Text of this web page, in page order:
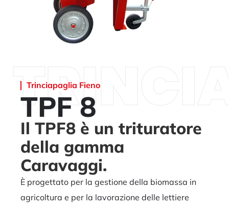
Trinciapaglia Fieno
TPF 8
Il TPF8 è un trituratore
della gamma
Caravaggi.
È progettato per la gestione della biomassa in
agricoltura e per la lavorazione delle lettiere